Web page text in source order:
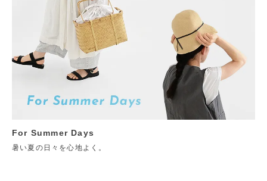
For Summer Days
暑い夏の日々を心地よく。